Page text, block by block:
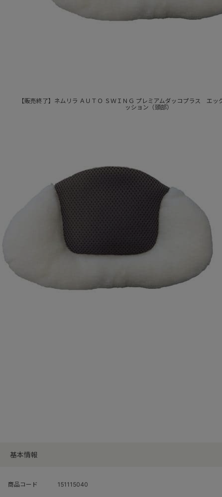
【販売終了】ネムリラ ＡＵＴＯ ＳＷＩＮＧ プレミアムダッコプラス エッ
ッション（頭部）
基本情報
商品コード 151115040